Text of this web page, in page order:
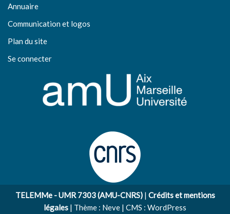
Annuaire
Communication et logos
Plan du site
Se connecter
TELEMMe - UMR 7303 (AMU-CNRS)| Crédits et mentions
légales | Thème : Neve | CMS : WordPress